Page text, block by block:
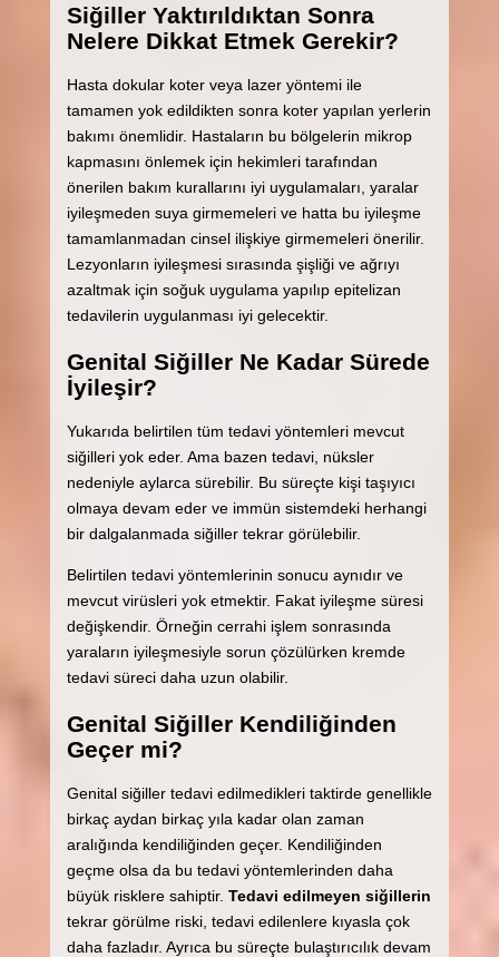
Siğiller Yaktırıldıktan Sonra
Nelere Dikkat Etmek Gerekir?
Hasta dokular koter veya lazer yöntemi ile
tamamen yok edildikten sonra koter yapılan yerlerin
bakımı önemlidir. Hastaların bu bölgelerin mikrop
kapmasını önlemek için hekimleri tarafından
önerilen bakım kurallarını iyi uygulamaları, yaralar
iyileşmeden suya girmemeleri ve hatta bu iyileşme
tamamlanmadan cinsel ilişkiye girmemeleri önerilir.
Lezyonların iyileşmesi sırasında şişliği ve ağrıyı
azaltmak için soğuk uygulama yapılıp epitelizan
tedavilerin uygulanması iyi gelecektir.
Genital Siğiller Ne Kadar Sürede
İyileşir?
Yukarıda belirtilen tüm tedavi yöntemleri mevcut
siğilleri yok eder. Ama bazen tedavi, nüksler
nedeniyle aylarca sürebilir. Bu süreçte kişi taşıyıcı
olmaya devam eder ve immün sistemdeki herhangi
bir dalgalanmada siğiller tekrar görülebilir.
Belirtilen tedavi yöntemlerinin sonucu aynıdır ve
mevcut virüsleri yok etmektir. Fakat iyileşme süresi
değişkendir. Örneğin cerrahi işlem sonrasında
yaraların iyileşmesiyle sorun çözülürken kremde
tedavi süreci daha uzun olabilir.
Genital Siğiller Kendiliğinden
Geçer mi?
Genital siğiller tedavi edilmedikleri taktirde genellikle
birkaç aydan birkaç yıla kadar olan zaman
aralığında kendiliğinden geçer. Kendiliğinden
geçme olsa da bu tedavi yöntemlerinden daha
büyük risklere sahiptir. Tedavi edilmeyen siğillerin
tekrar görülme riski, tedavi edilenlere kıyasla çok
daha fazladır. Ayrıca bu süreçte bulaştırıcılık devam